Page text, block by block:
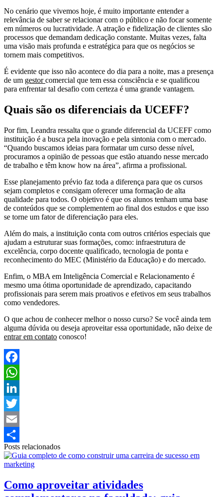
No cenário que vivemos hoje, é muito importante entender a
relevância de saber se relacionar com o público e não focar somente
em números ou lucratividade. A atração e fidelização de clientes são
processos que demandam dedicação constante. Muitas vezes, falta
uma visão mais profunda e estratégica para que os negócios se
tornem mais competitivos.
É evidente que isso não acontece do dia para a noite, mas a presença
de um gestorcomercial que tem essa consciência e se qualificou
para enfrentar tal desafio com certeza é uma grande vantagem.
Quais são os diferenciais da UCEFF?
Por fim, Leandra ressalta que o grande diferencial da UCEFF como
instituição é a busca pela inovação e pela sintonia com o mercado.
“Quando buscamos ideias para formatar um curso desse nível,
procuramos a opinião de pessoas que estão atuando nesse mercado
de trabalho e têm know how na área”, afirma a profissional.
Esse planejamento prévio faz toda a diferença para que os cursos
sejam completos e consigam oferecer uma formação de alta
qualidade para todos. O objetivo é que os alunos tenham uma base
de conteúdos que se complementem ao final dos estudos e que isso
se torne um fator de diferenciação para eles.
Além do mais, a instituição conta com outros critérios especiais que
ajudam a estruturar suas formações, como: infraestrutura de
excelência, corpo docente qualificado, tecnologia de ponta e
reconhecimento do MEC (Ministério da Educação) e do mercado.
Enfim, o MBA em Inteligência Comercial e Relacionamento é
mesmo uma ótima oportunidade de aprendizado, capacitando
profissionais para serem mais proativos e efetivos em seus trabalhos
como vendedores.
O que achou de conhecer melhor o nosso curso? Se você ainda tem
alguma dúvida ou deseja aproveitar essa oportunidade, não deixe de
entrar em contato conosco!
Facebook
WhatsApp
LinkedIn
Twitter
Email
Share
Posts relacionados
Como aproveitar atividades